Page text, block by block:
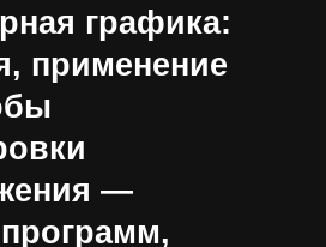
графика:
применение
—